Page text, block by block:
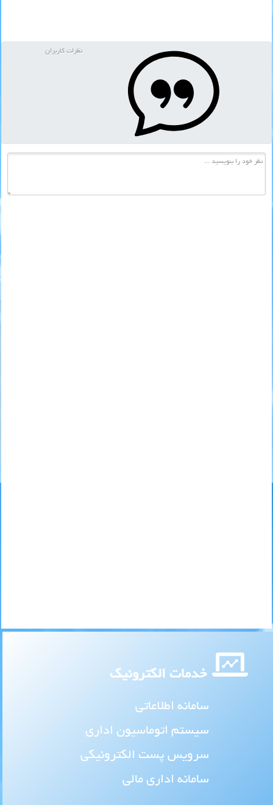
نظرات کاربران
خدمات الکترونیک
سامانه اطلاعاتی
سیستم اتوماسیون اداری
سرویس پست الکترونیکی
سامانه اداری مالی